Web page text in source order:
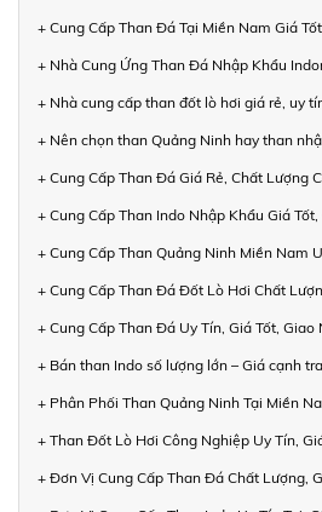
+ Cung Cấp Than Đá Tại Miền Nam Giá
+ Nhà Cung Ứng Than Đá Nhập Khẩu
+ Nhà cung cấp than đốt lò hơi giá rẻ, uy
+ Nên chọn than Quảng Ninh hay than
+ Cung Cấp Than Đá Giá Rẻ, Chất Lượng
+ Cung Cấp Than Indo Nhập Khẩu Giá
+ Cung Cấp Than Quảng Ninh Miền Nam
+ Cung Cấp Than Đá Đốt Lò Hơi Chất
+ Cung Cấp Than Đá Uy Tín, Giá Tốt, Giao
+ Bán than Indo số lượng lớn – Giá cạnh
+ Phân Phối Than Quảng Ninh Tại Miền
+ Than Đốt Lò Hơi Công Nghiệp Uy Tín,
+ Đơn Vị Cung Cấp Than Đá Chất Lượng,